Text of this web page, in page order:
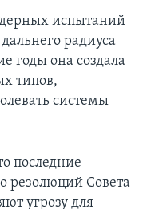
испытаний
радиуса
годы она создала
типов,
системы
последние
резолюций Совета
угрозу для